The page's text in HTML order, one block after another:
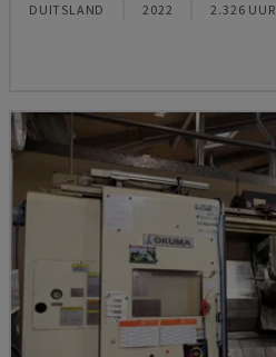
DUITSLAND 2022 2.326 UUR